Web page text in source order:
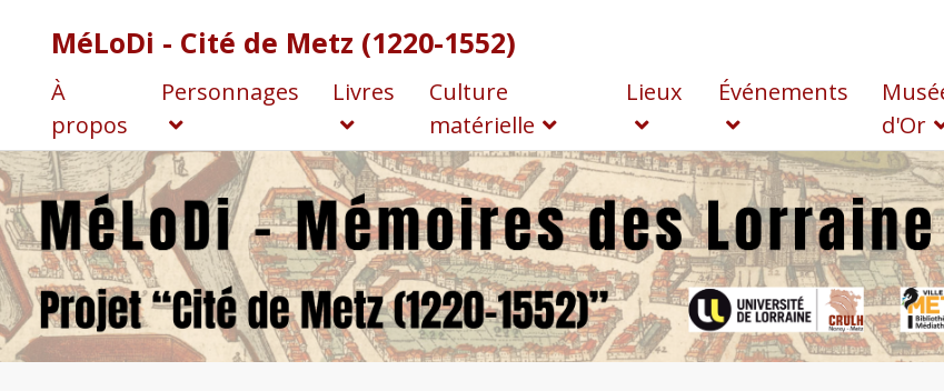
MéLoDi - Cité de Metz (1220-1552)
À
propos
Personnages Livres
Culture
matérielle
Lieux Événements
d'Or